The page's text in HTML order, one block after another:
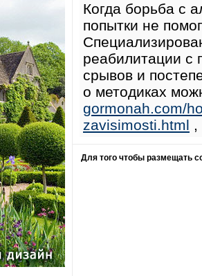
Когда борьба с
попытки не
реабилитации с
срывов и
о методиках
gormonah.com/
zavisimosti.html ,
Для того чтобы размещать